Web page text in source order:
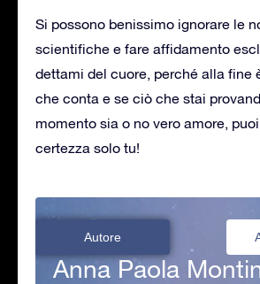
Si possono benissimo ignorare le
scientifiche e fare affidamento
dettami del cuore, perché alla fine
che conta e se ciò che stai
momento sia o no vero amore,
certezza solo tu!
Autore
Anna Paola